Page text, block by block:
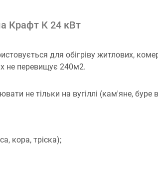
Крафт К 24 кВт
для обігріву житлових,
не перевищує 240м2.
не тільки на вугіллі (кам'яне, буре
кора, тріска);